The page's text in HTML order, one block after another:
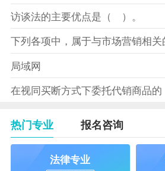
访谈法的主要优点是（ ）。
局域网
热门专业 报名咨询
法律专业